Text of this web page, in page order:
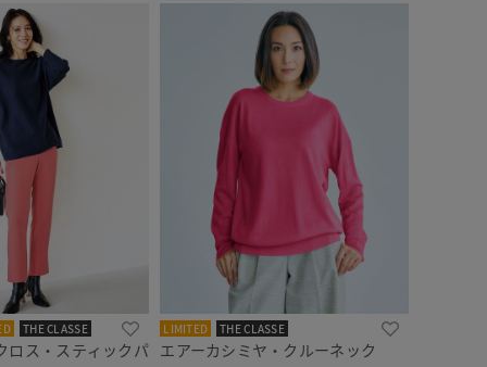
THE CLASSE
ロス・スティックパ
LIMITED THE CLASSE
エアーカシミヤ・クルーネック